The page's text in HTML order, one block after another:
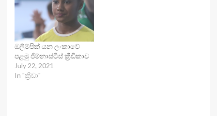
ඔලිම්පික් යන ලංකාවේ
පළමු ජිම්නාස්ටිස් ක්‍රීඩිකාව
July 22, 2021
In "ක්‍රීඩා"